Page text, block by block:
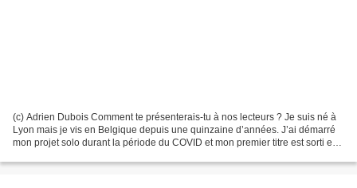
(c) Adrien Dubois Comment te présenterais-tu à nos lecteurs ? Je suis né à
Lyon mais je vis en Belgique depuis une quinzaine d’années. J’ai démarré
mon projet solo durant la période du COVID et mon premier titre est sorti en